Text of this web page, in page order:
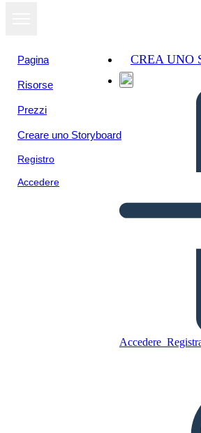
Pagina
Risorse
Prezzi
Creare uno Storyboard
Registro
Accedere
CREA UNO
Accedere
Copia questo
RIPRODURRE LA